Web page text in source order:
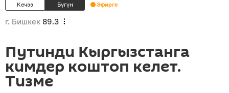
Кечээ Бүгүн Эфирге
г. Бишкек 89.3
Путинди Кыргызстанга
кимдер коштоп келет.
Тизме